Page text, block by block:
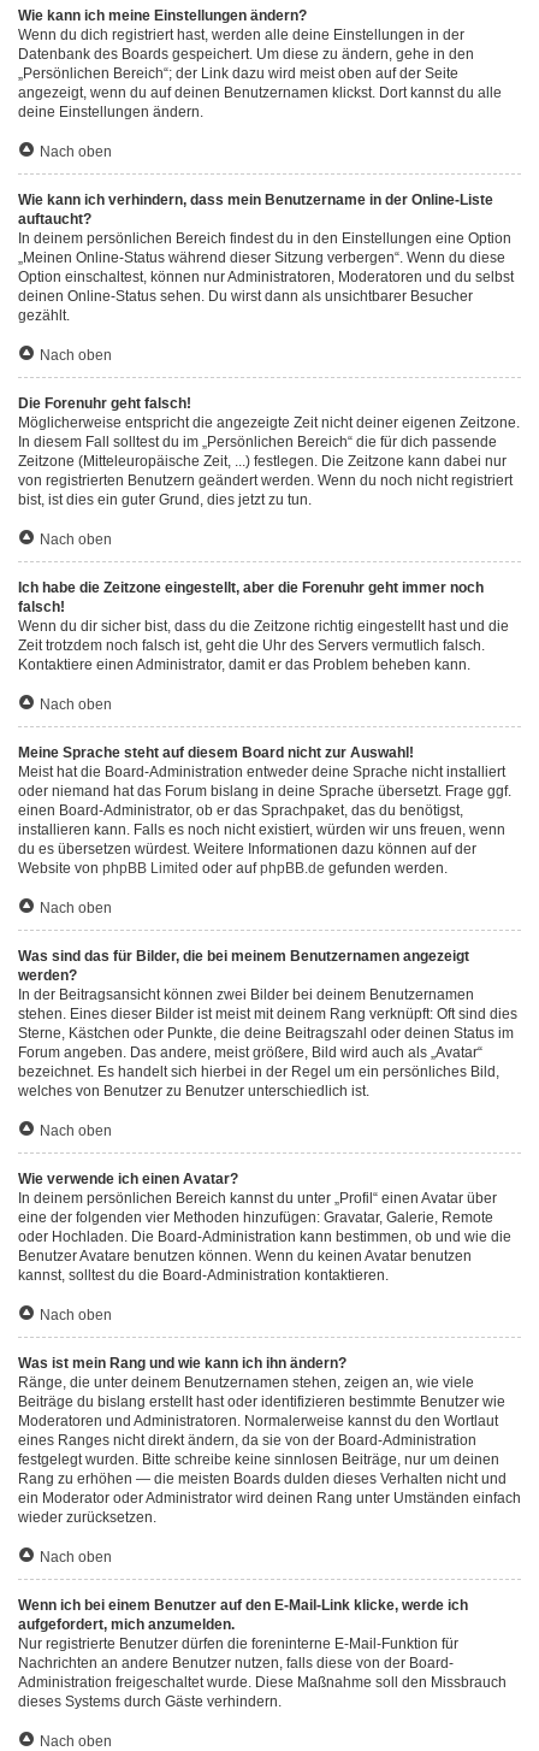
Wie kann ich meine Einstellungen ändern?
Wenn du dich registriert hast, werden alle deine Einstellungen in der
Datenbank des Boards gespeichert. Um diese zu ändern, gehe in den
„Persönlichen Bereich“; der Link dazu wird meist oben auf der Seite
angezeigt, wenn du auf deinen Benutzernamen klickst. Dort kannst du alle
deine Einstellungen ändern.
Nach oben
Wie kann ich verhindern, dass mein Benutzername in der Online-Liste
auftaucht?
In deinem persönlichen Bereich findest du in den Einstellungen eine Option
„Meinen Online-Status während dieser Sitzung verbergen“. Wenn du diese
Option einschaltest, können nur Administratoren, Moderatoren und du selbst
deinen Online-Status sehen. Du wirst dann als unsichtbarer Besucher
gezählt.
Nach oben
Die Forenuhr geht falsch!
Möglicherweise entspricht die angezeigte Zeit nicht deiner eigenen Zeitzone.
In diesem Fall solltest du im „Persönlichen Bereich“ die für dich passende
Zeitzone (Mitteleuropäische Zeit, ...) festlegen. Die Zeitzone kann dabei nur
von registrierten Benutzern geändert werden. Wenn du noch nicht registriert
bist, ist dies ein guter Grund, dies jetzt zu tun.
Nach oben
Ich habe die Zeitzone eingestellt, aber die Forenuhr geht immer noch
falsch!
Wenn du dir sicher bist, dass du die Zeitzone richtig eingestellt hast und die
Zeit trotzdem noch falsch ist, geht die Uhr des Servers vermutlich falsch.
Kontaktiere einen Administrator, damit er das Problem beheben kann.
Nach oben
Meine Sprache steht auf diesem Board nicht zur Auswahl!
Meist hat die Board-Administration entweder deine Sprache nicht installiert
oder niemand hat das Forum bislang in deine Sprache übersetzt. Frage ggf.
einen Board-Administrator, ob er das Sprachpaket, das du benötigst,
installieren kann. Falls es noch nicht existiert, würden wir uns freuen, wenn
du es übersetzen würdest. Weitere Informationen dazu können auf der
Website von phpBB Limited oder aufphpBB.de gefunden werden.
Nach oben
Was sind das für Bilder, die bei meinem Benutzernamen angezeigt
werden?
In der Beitragsansicht können zwei Bilder bei deinem Benutzernamen
stehen. Eines dieser Bilder ist meist mit deinem Rang verknüpft: Oft sind dies
Sterne, Kästchen oder Punkte, die deine Beitragszahl oder deinen Status im
Forum angeben. Das andere, meist größere, Bild wird auch als „Avatar“
bezeichnet. Es handelt sich hierbei in der Regel um ein persönliches Bild,
welches von Benutzer zu Benutzer unterschiedlich ist.
Nach oben
Wie verwende ich einen Avatar?
In deinem persönlichen Bereich kannst du unter „Profil“ einen Avatar über
eine der folgenden vier Methoden hinzufügen: Gravatar, Galerie, Remote
oder Hochladen. Die Board-Administration kann bestimmen, ob und wie die
Benutzer Avatare benutzen können. Wenn du keinen Avatar benutzen
kannst, solltest du die Board-Administration kontaktieren.
Nach oben
Was ist mein Rang und wie kann ich ihn ändern?
Ränge, die unter deinem Benutzernamen stehen, zeigen an, wie viele
Beiträge du bislang erstellt hast oder identifizieren bestimmte Benutzer wie
Moderatoren und Administratoren. Normalerweise kannst du den Wortlaut
eines Ranges nicht direkt ändern, da sie von der Board-Administration
festgelegt wurden. Bitte schreibe keine sinnlosen Beiträge, nur um deinen
Rang zu erhöhen — die meisten Boards dulden dieses Verhalten nicht und
ein Moderator oder Administrator wird deinen Rang unter Umständen einfach
wieder zurücksetzen.
Nach oben
Wenn ich bei einem Benutzer auf den E-Mail-Link klicke, werde ich
aufgefordert, mich anzumelden.
Nur registrierte Benutzer dürfen die foreninterne E-Mail-Funktion für
Nachrichten an andere Benutzer nutzen, falls diese von der Board-
Administration freigeschaltet wurde. Diese Maßnahme soll den Missbrauch
dieses Systems durch Gäste verhindern.
Nach oben